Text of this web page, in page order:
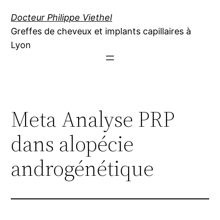
contenu
Docteur Philippe Viethel
Greffes de cheveux et implants capillaires à
Lyon
Meta Analyse PRP
dans alopécie
androgénétique